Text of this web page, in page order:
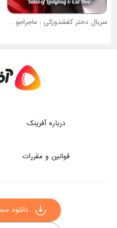
سریال دختر کفشدوزکی : ماجراجویی در پاریس
درباره آفرینک
قوانین و مقررات
دانلود